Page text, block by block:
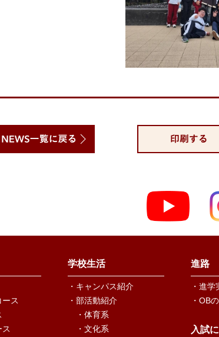
ース
ス
学校生活
・キャンパス紹介
・部活動紹介
・体育系
・文化系
進路
・進学
・OB
入試